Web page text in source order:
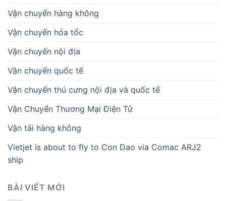
Vận chuyển hàng không
Vận chuyển hỏa tốc
Vận chuyển nội địa
Vận chuyển quốc tế
Vận chuyển thú cưng nội địa và quốc tế
Vận Chuyển Thương Mại Điện Tử
Vận tải hàng không
Vietjet is about to fly to Con Dao via Comac ARJ2
ship
BÀI VIẾT MỚI